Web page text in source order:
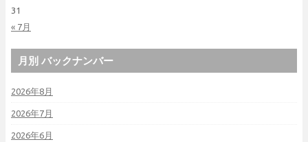
« 7月
31
月別 バックナンバー
2026年8月
2026年7月
2026年6月